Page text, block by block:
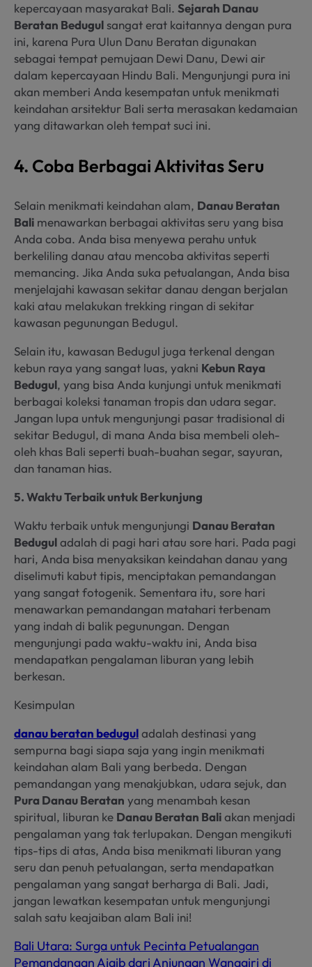
kepercayaan masyarakat Bali. Sejarah Danau
Beratan Bedugulsangat erat kaitannya dengan pura
ini, karena Pura Ulun Danu Beratan digunakan
sebagai tempat pemujaan Dewi Danu, Dewi air
dalam kepercayaan Hindu Bali. Mengunjungi pura ini
akan memberi Anda kesempatan untuk menikmati
keindahan arsitektur Bali serta merasakan kedamaian
yang ditawarkan oleh tempat suci ini.
4. Coba Berbagai Aktivitas Seru
Selain menikmati keindahan alam, Danau Beratan
Bali menawarkan berbagai aktivitas seru yang bisa
Anda coba. Anda bisa menyewa perahu untuk
berkeliling danau atau mencoba aktivitas seperti
memancing. Jika Anda suka petualangan, Anda bisa
menjelajahi kawasan sekitar danau dengan berjalan
kaki atau melakukan trekking ringan di sekitar
kawasan pegunungan Bedugul.
Selain itu, kawasan Bedugul juga terkenal dengan
kebun raya yang sangat luas, yakni Kebun Raya
Bedugul, yang bisa Anda kunjungi untuk menikmati
berbagai koleksi tanaman tropis dan udara segar.
Jangan lupa untuk mengunjungi pasar tradisional di
sekitar Bedugul, di mana Anda bisa membeli oleh-
oleh khas Bali seperti buah-buahan segar, sayuran,
dan tanaman hias.
5. Waktu Terbaik untuk Berkunjung
Waktu terbaik untuk mengunjungi Danau Beratan
Beduguladalah di pagi hari atau sore hari. Pada pagi
hari, Anda bisa menyaksikan keindahan danau yang
diselimuti kabut tipis, menciptakan pemandangan
yang sangat fotogenik. Sementara itu, sore hari
menawarkan pemandangan matahari terbenam
yang indah di balik pegunungan. Dengan
mengunjungi pada waktu-waktu ini, Anda bisa
mendapatkan pengalaman liburan yang lebih
berkesan.
Kesimpulan
danau beratan beduguladalah destinasi yang
sempurna bagi siapa saja yang ingin menikmati
keindahan alam Bali yang berbeda. Dengan
pemandangan yang menakjubkan, udara sejuk, dan
Pura Danau Beratan yang menambah kesan
spiritual, liburan ke Danau Beratan Baliakan menjadi
pengalaman yang tak terlupakan. Dengan mengikuti
tips-tips di atas, Anda bisa menikmati liburan yang
seru dan penuh petualangan, serta mendapatkan
pengalaman yang sangat berharga di Bali. Jadi,
jangan lewatkan kesempatan untuk mengunjungi
salah satu keajaiban alam Bali ini!
Bali Utara: Surga untuk Pecinta Petualangan
Pemandangan Ajaib dari Anjungan Wanagiri di